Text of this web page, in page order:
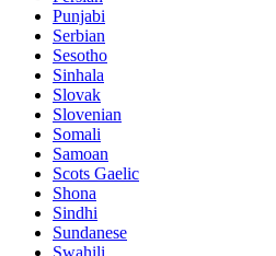
Punjabi
Serbian
Sesotho
Sinhala
Slovak
Slovenian
Somali
Samoan
Scots Gaelic
Shona
Sindhi
Sundanese
Swahili